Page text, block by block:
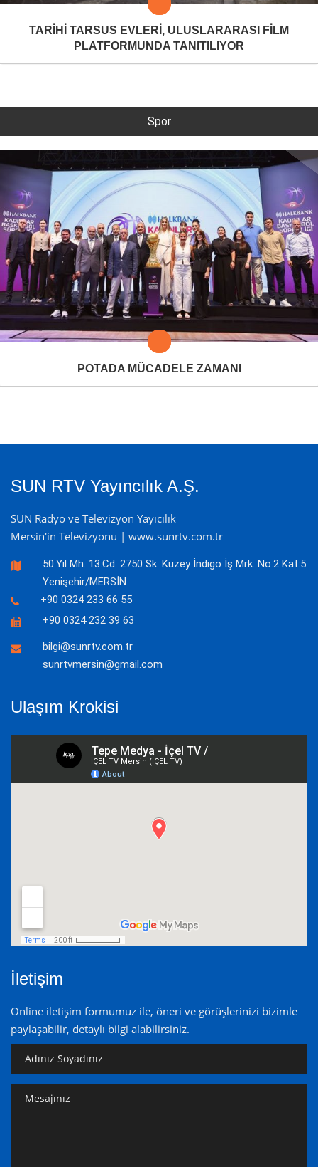
TARİHİ TARSUS EVLERİ, ULUSLARARASI FİLM
PLATFORMUNDA TANITILIYOR
Spor
POTADA MÜCADELE ZAMANI
SUN RTV Yayıncılık A.Ş.
SUN Radyo ve Televizyon Yayıcılık
Mersin'in Televizyonu | www.sunrtv.com.tr
50.Yıl Mh. 13.Cd. 2750 Sk. Kuzey İndigo İş Mrk. No:2 Kat:5
Yenişehir/MERSİN
+90 0324 233 66 55
+90 0324 232 39 63
bilgi@sunrtv.com.tr
sunrtvmersin@gmail.com
Ulaşım Krokisi
İletişim
Online iletişim formumuz ile, öneri ve görüşlerinizi bizimle
paylaşabilir, detaylı bilgi alabilirsiniz.